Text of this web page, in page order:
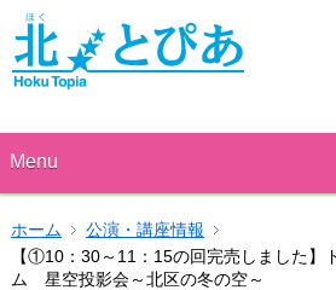
Menu
ホーム
公演・講座情報
【①10：30～11：15の回完売しました】
ム 星空投影会～北区の冬の空～